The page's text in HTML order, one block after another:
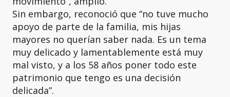
Sin embargo, reconoció que “no tuve mucho
apoyo de parte de la familia, mis hijas
mayores no querían saber nada. Es un tema
muy delicado y lamentablemente está muy
mal visto, y a los 58 años poner todo este
patrimonio que tengo es una decisión
delicada”.